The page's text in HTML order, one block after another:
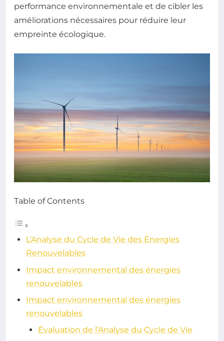
performance environnementale et de cibler les
améliorations nécessaires pour réduire leur
empreinte écologique.
Table of Contents
L’Analyse du Cycle de Vie des Énergies
Renouvelables
Impact environnemental des énergies
renouvelables
Impact environnemental des énergies
renouvelables
Évaluation de l’Analyse du Cycle de Vie